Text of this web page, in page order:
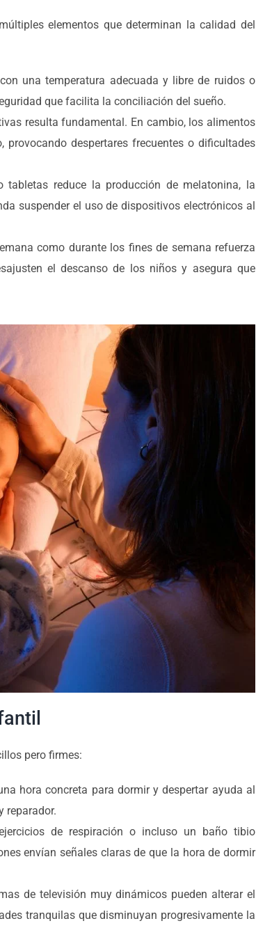
elementos que determinan la calidad del
una temperatura adecuada y libre de ruidos o
que facilita la conciliación del sueño.
resulta fundamental. En cambio, los alimentos
despertares frecuentes o dificultades
tabletas reduce la producción de melatonina, la
suspender el uso de dispositivos electrónicos al
como durante los fines de semana refuerza
el descanso de los niños y asegura que
pero firmes:
hora concreta para dormir y despertar ayuda al
reparador.
de respiración o incluso un baño tibio
envían señales claras de que la hora de dormir
de televisión muy dinámicos pueden alterar el
tranquilas que disminuyan progresivamente la